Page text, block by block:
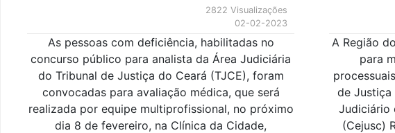
2822 Visualizações
02-02-2023
As pessoas com deficiência, habilitadas no
concurso público para analista da Área Judiciária
do Tribunal de Justiça do Ceará (TJCE), foram
convocadas para avaliação médica, que será
realizada por equipe multiprofissional, no próximo
dia 8 de fevereiro, na Clínica da Cidade,
A Região
para
de Justiça
Judiciário
(Cejusc)